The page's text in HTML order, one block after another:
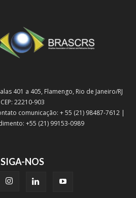
401 a 405, Flamengo, Rio de Janeiro/RJ
CEP: 22210-903
comunicação: + 55 (21) 98487-7612 |
+55 (21) 99153-0989
SIGA-NOS